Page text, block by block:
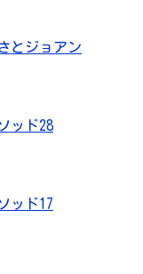
とジョアン
ッド28
ッド17